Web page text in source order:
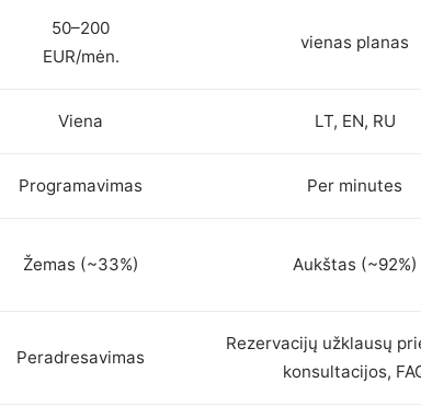
50–200
EUR/mėn.
vienas planas
Viena LT, EN, RU
Programavimas Per minutes
Žemas (~33%) Aukštas (~92%)
Peradresavimas
Rezervacijų užklausų
konsultacijos,